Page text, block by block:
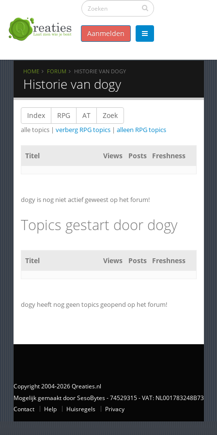
Aanmelden
HOME FORUM HISTORIE VAN DOGY
Historie van dogy
Index RPG AT Zoek
alle topics | verberg RPG topics| alleen RPG topics
Titel Views Posts Freshness
dogy is nog niet actief geweest op het forum!
Topics gestart door dogy
Titel Views Posts Freshness
dogy heeft nog geen topics geopend op het forum!
Copyright 2004-2026 Qreaties.nl
Mogelijk gemaakt door SesoBytes - 74529315 - VAT: NL001783248B73
Contact
Help Huisregels Privacy